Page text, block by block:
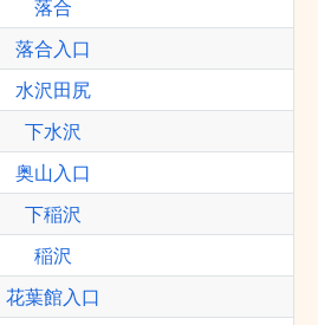
落合
落合入口
水沢田尻
下水沢
奥山入口
下稲沢
稲沢
花葉館入口